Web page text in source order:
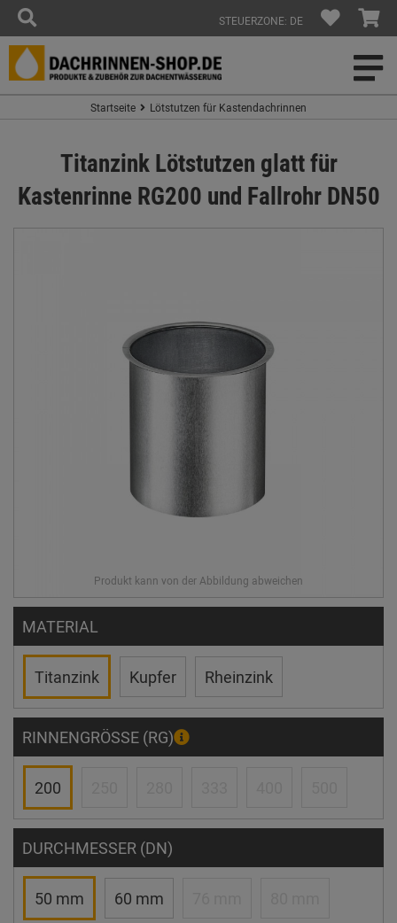
STEUERZONE: DE
Startseite Lötstutzen für Kastendachrinnen
Titanzink Lötstutzen glatt für
Kastenrinne RG200 und Fallrohr DN50
MATERIAL
Titanzink Kupfer Rheinzink
RINNENGRÖSSE (RG)
200
DURCHMESSER (DN)
50 mm 60 mm